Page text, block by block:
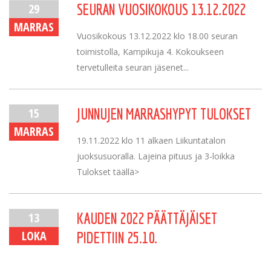
29
MARRAS
SEURAN VUOSIKOKOUS 13.12.2022
Vuosikokous 13.12.2022 klo 18.00 seuran
toimistolla, Kampikuja 4. Kokoukseen
tervetulleita seuran jäsenet...
15
MARRAS
JUNNUJEN MARRASHYPYT TULOKSET
19.11.2022 klo 11 alkaen Liikuntatalon
juoksusuoralla. Lajeina pituus ja 3-loikka
Tulokset täällä>
13
LOKA
KAUDEN 2022 PÄÄTTÄJÄISET
PIDETTIIN 25.10.